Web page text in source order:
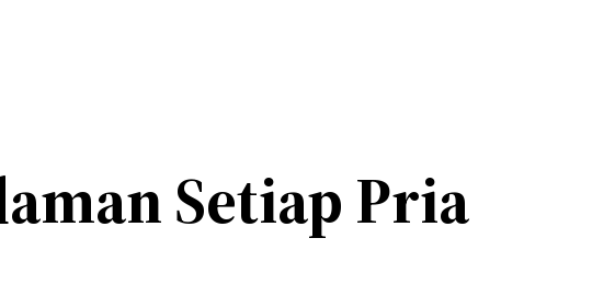
Setiap Pria